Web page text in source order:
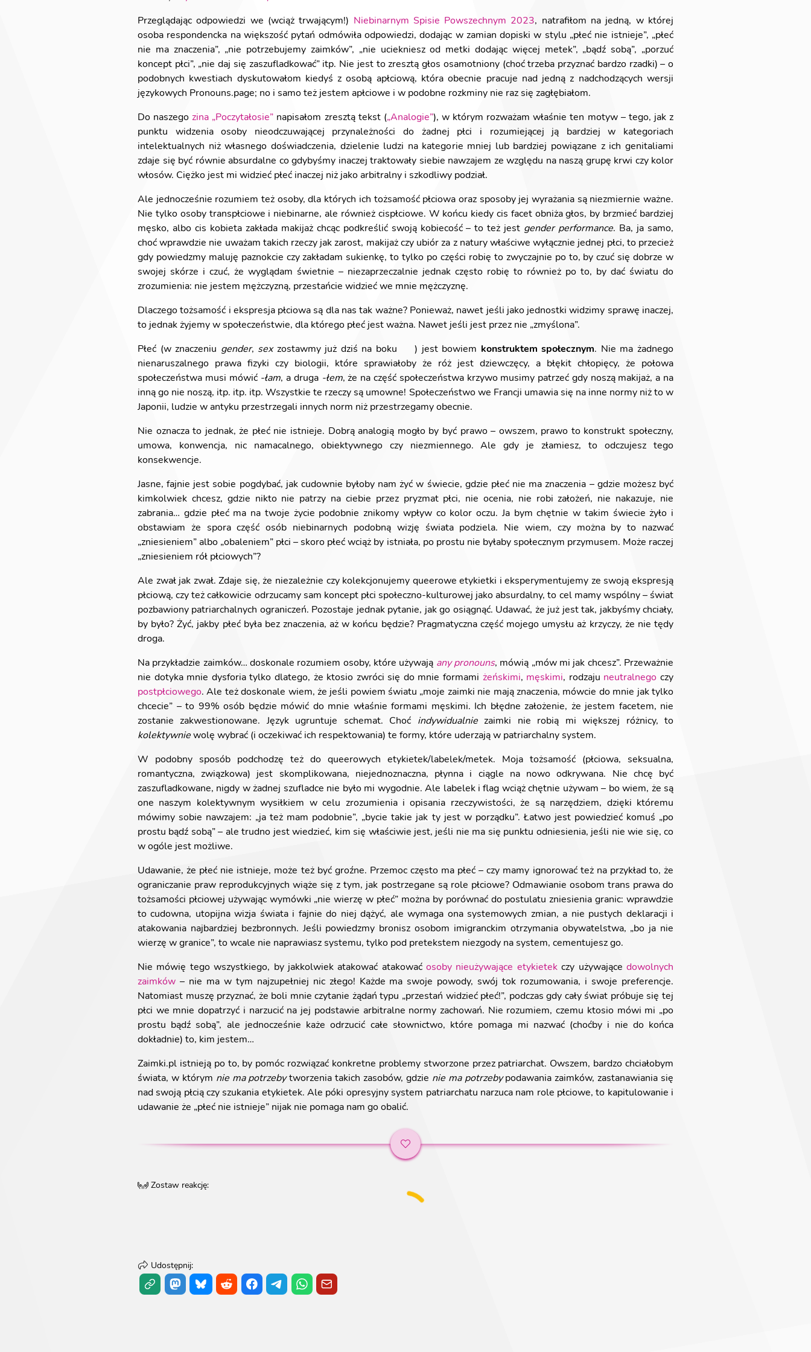
Przeglądając odpowiedzi we (wciąż trwającym!) Niebinarnym Spisie Powszechnym 2023, natrafiłom na jedną, w której
osoba respondencka na większość pytań odmówiła odpowiedzi, dodając w zamian dopiski w stylu „płeć nie istnieje”, „płeć
nie ma znaczenia”, „nie potrzebujemy zaimków”, „nie uciekniesz od metki dodając więcej metek”, „bądź sobą”, „porzuć
koncept płci”, „nie daj się zaszufladkować” itp. Nie jest to zresztą głos osamotniony (choć trzeba przyznać bardzo rzadki) – o
podobnych kwestiach dyskutowałom kiedyś z osobą apłciową, która obecnie pracuje nad jedną z nadchodzących wersji
językowych Pronouns.page; no i samo też jestem apłciowe i w podobne rozkminy nie raz się zagłębiałom.
Do naszegozina „Poczytałosie” napisałom zresztą tekst („Analogie”), w którym rozważam właśnie ten motyw – tego, jak z
punktu widzenia osoby nieodczuwającej przynależności do żadnej płci i rozumiejącej ją bardziej w kategoriach
intelektualnych niż własnego doświadczenia, dzielenie ludzi na kategorie mniej lub bardziej powiązane z ich genitaliami
zdaje się być równie absurdalne co gdybyśmy inaczej traktowały siebie nawzajem ze względu na naszą grupę krwi czy kolor
włosów. Ciężko jest mi widzieć płeć inaczej niż jako arbitralny i szkodliwy podział.
Ale jednocześnie rozumiem też osoby, dla których ich tożsamość płciowa oraz sposoby jej wyrażania są niezmiernie ważne.
Nie tylko osoby transpłciowe i niebinarne, ale również cispłciowe. W końcu kiedy cis facet obniża głos, by brzmieć bardziej
męsko, albo cis kobieta zakłada makijaż chcąc podkreślić swoją kobiecość – to też jest gender performance. Ba, ja samo,
choć wprawdzie nie uważam takich rzeczy jak zarost, makijaż czy ubiór za z natury właściwe wyłącznie jednej płci, to przecież
gdy powiedzmy maluję paznokcie czy zakładam sukienkę, to tylko po części robię to zwyczajnie po to, by czuć się dobrze w
swojej skórze i czuć, że wyglądam świetnie – niezaprzeczalnie jednak często robię to również po to, by dać światu do
zrozumienia: nie jestem mężczyzną, przestańcie widzieć we mnie mężczyznę.
Dlaczego tożsamość i ekspresja płciowa są dla nas tak ważne? Ponieważ, nawet jeśli jako jednostki widzimy sprawę inaczej,
to jednak żyjemy w społeczeństwie, dla którego płeć jest ważna. Nawet jeśli jest przez nie „zmyślona”.
Płeć (w znaczeniu gender, sexzostawmy już dziś na boku 😉) jest bowiem konstruktem społecznym. Nie ma żadnego
nienaruszalnego prawa fizyki czy biologii, które sprawiałoby że róż jest dziewczęcy, a błękit chłopięcy, że połowa
społeczeństwa musi mówić -łam, a druga -łem, że na część społeczeństwa krzywo musimy patrzeć gdy noszą makijaż, a na
inną go nie noszą, itp. itp. itp. Wszystkie te rzeczy są umowne! Społeczeństwo we Francji umawia się na inne normy niż to w
Japonii, ludzie w antyku przestrzegali innych norm niż przestrzegamy obecnie.
Nie oznacza to jednak, że płeć nie istnieje. Dobrą analogią mogło by być prawo – owszem, prawo to konstrukt społeczny,
umowa, konwencja, nic namacalnego, obiektywnego czy niezmiennego. Ale gdy je złamiesz, to odczujesz tego
konsekwencje.
Jasne, fajnie jest sobie pogdybać, jak cudownie byłoby nam żyć w świecie, gdzie płeć nie ma znaczenia – gdzie możesz być
kimkolwiek chcesz, gdzie nikto nie patrzy na ciebie przez pryzmat płci, nie ocenia, nie robi założeń, nie nakazuje, nie
zabrania… gdzie płeć ma na twoje życie podobnie znikomy wpływ co kolor oczu. Ja bym chętnie w takim świecie żyło i
obstawiam że spora część osób niebinarnych podobną wizję świata podziela. Nie wiem, czy można by to nazwać
„zniesieniem” albo „obaleniem” płci – skoro płeć wciąż by istniała, po prostu nie byłaby społecznym przymusem. Może raczej
„zniesieniem rół płciowych”?
Ale zwał jak zwał. Zdaje się, że niezależnie czy kolekcjonujemy queerowe etykietki i eksperymentujemy ze swoją ekspresją
płciową, czy też całkowicie odrzucamy sam koncept płci społeczno-kulturowej jako absurdalny, to cel mamy wspólny – świat
pozbawiony patriarchalnych ograniczeń. Pozostaje jednak pytanie, jak go osiągnąć. Udawać, że już jest tak, jakbyśmy chciały,
by było? Żyć, jakby płeć była bez znaczenia, aż w końcu będzie? Pragmatyczna część mojego umysłu aż krzyczy, że nie tędy
droga.
Na przykładzie zaimków… doskonale rozumiem osoby, które używają any pronouns, mówią „mów mi jak chcesz”. Przeważnie
nie dotyka mnie dysforia tylko dlatego, że ktosio zwróci się do mnie formami żeńskimi, męskimi, rodzaju neutralnego czy
postpłciowego. Ale też doskonale wiem, że jeśli powiem światu „moje zaimki nie mają znaczenia, mówcie do mnie jak tylko
chcecie” – to 99% osób będzie mówić do mnie właśnie formami męskimi. Ich błędne założenie, że jestem facetem, nie
zostanie zakwestionowane. Język ugruntuje schemat. Choć indywidualniezaimki nie robią mi większej różnicy, to
kolektywnie wolę wybrać (i oczekiwać ich respektowania) te formy, które uderzają w patriarchalny system.
W podobny sposób podchodzę też do queerowych etykietek/labelek/metek. Moja tożsamość (płciowa, seksualna,
romantyczna, związkowa) jest skomplikowana, niejednoznaczna, płynna i ciągle na nowo odkrywana. Nie chcę być
zaszufladkowane, nigdy w żadnej szufladce nie było mi wygodnie. Ale labelek i flag wciąż chętnie używam – bo wiem, że są
one naszym kolektywnym wysiłkiem w celu zrozumienia i opisania rzeczywistości, że są narzędziem, dzięki któremu
mówimy sobie nawzajem: „ja też mam podobnie”, „bycie takie jak ty jest w porządku”. Łatwo jest powiedzieć komuś „po
prostu bądź sobą” – ale trudno jest wiedzieć, kim się właściwie jest, jeśli nie ma się punktu odniesienia, jeśli nie wie się, co
w ogóle jest możliwe.
Udawanie, że płeć nie istnieje, może też być groźne. Przemoc często ma płeć – czy mamy ignorować też na przykład to, że
ograniczanie praw reprodukcyjnych wiąże się z tym, jak postrzegane są role płciowe? Odmawianie osobom trans prawa do
tożsamości płciowej używając wymówki „nie wierzę w płeć” można by porównać do postulatu zniesienia granic: wprawdzie
to cudowna, utopijna wizja świata i fajnie do niej dążyć, ale wymaga ona systemowych zmian, a nie pustych deklaracji i
atakowania najbardziej bezbronnych. Jeśli powiedzmy bronisz osobom imigranckim otrzymania obywatelstwa, „bo ja nie
wierzę w granice”, to wcale nie naprawiasz systemu, tylko pod pretekstem niezgody na system, cementujesz go.
Nie mówię tego wszystkiego, by jakkolwiek atakować atakowaćosoby nieużywające etykietekczy używającedowolnych
zaimków – nie ma w tym najzupełniej nic złego! Każde ma swoje powody, swój tok rozumowania, i swoje preferencje.
Natomiast muszę przyznać, że boli mnie czytanie żądań typu „przestań widzieć płeć!”, podczas gdy cały świat próbuje się tej
płci we mnie dopatrzyć i narzucić na jej podstawie arbitralne normy zachowań. Nie rozumiem, czemu ktosio mówi mi „po
prostu bądź sobą”, ale jednocześnie każe odrzucić całe słownictwo, które pomaga mi nazwać (choćby i nie do końca
dokładnie) to, kim jestem…
Zaimki.pl istnieją po to, by pomóc rozwiązać konkretne problemy stworzone przez patriarchat. Owszem, bardzo chciałobym
świata, w którym nie ma potrzebytworzenia takich zasobów, gdzie nie ma potrzebypodawania zaimków, zastanawiania się
nad swoją płcią czy szukania etykietek. Ale póki opresyjny system patriarchatu narzuca nam role płciowe, to kapitulowanie i
udawanie że „płeć nie istnieje” nijak nie pomaga nam go obalić.
Zostaw reakcję:
Udostępnij: